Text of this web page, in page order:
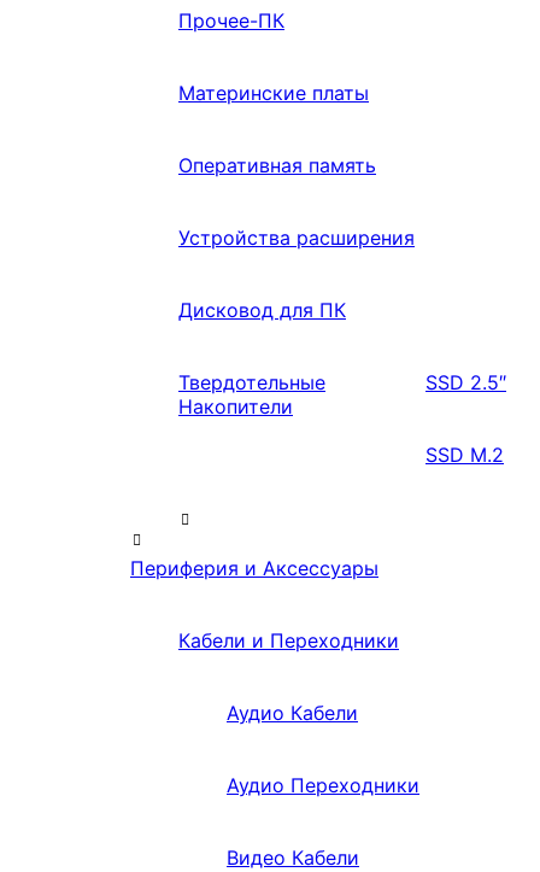
Прочее-ПК
Материнские платы
Оперативная память
Устройства расширения
Дисковод для ПК
Твердотельные
Накопители
SSD 2.5″
SSD M.2
Периферия и Аксессуары
Кабели и Переходники
Аудио Кабели
Аудио Переходники
Видео Кабели